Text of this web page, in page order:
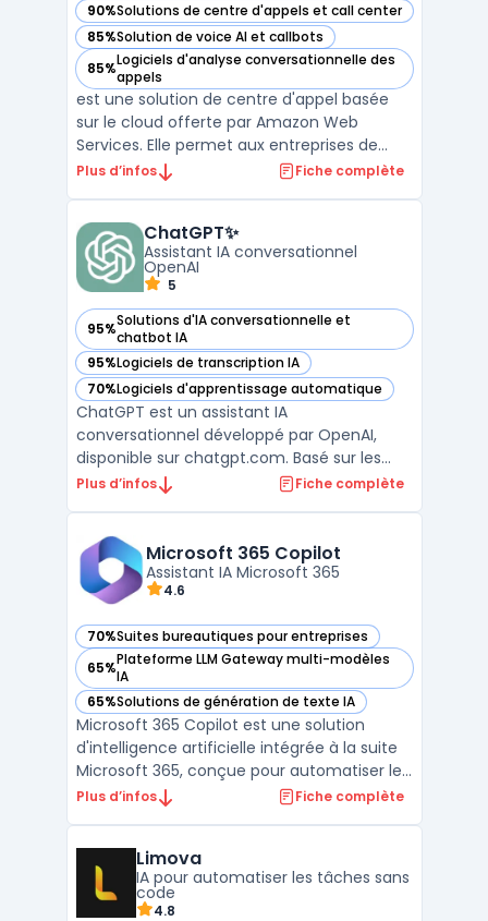
90%Solutions de centre d'appels et call center
— voir Amazon Connect dans cette catégorie
85%Solution de voice AI et callbots
— voir Amazon Connect dans cette catégorie
85%Logiciels d'analyse conversationnelle des
appels
— voir Amazon Connect dans cette catégorie
est une solution de centre d'appel basée
sur le cloud offerte par Amazon Web
Services. Elle permet aux entreprises de
gérer facilement leurs interactions clients
temps réel pour améliorer leurs
performances o ...
Plus d’infos Fiche complète
ChatGPT✨
Assistant IA conversationnel
OpenAI
5
95%Solutions d'IA conversationnelle et
chatbot IA
— voir ChatGPT✨ dans cette catégorie
95%Logiciels de transcription IA
— voir ChatGPT✨ dans cette catégorie
70%Logiciels d'apprentissage automatique
— voir ChatGPT✨ dans cette catégorie
ChatGPT est un assistant IA
conversationnel développé par OpenAI,
disponible sur chatgpt.com. Basé sur les
modèles GPT-4o, o3 et o4-mini selon le
structurées. OpenAI indique 300 millions
d'utilisateurs hebdom ...
Plus d’infos Fiche complète
Microsoft 365 Copilot
Assistant IA Microsoft 365
4.6
70%Suites bureautiques pour entreprises
— voir Microsoft 365 Copilot dans cette catégorie
65%Plateforme LLM Gateway multi-modèles
IA
— voir Microsoft 365 Copilot dans cette catégorie
65%Solutions de génération de texte IA
— voir Microsoft 365 Copilot dans cette catégorie
Microsoft 365 Copilot est une solution
d'intelligence artificielle intégrée à la suite
Microsoft 365, conçue pour automatiser les
tâches courantes et améliorer la
utilisateurs à générer des documents, à
analyser ...
Plus d’infos Fiche complète
Limova
IA pour automatiser les tâches sans
code
4.8